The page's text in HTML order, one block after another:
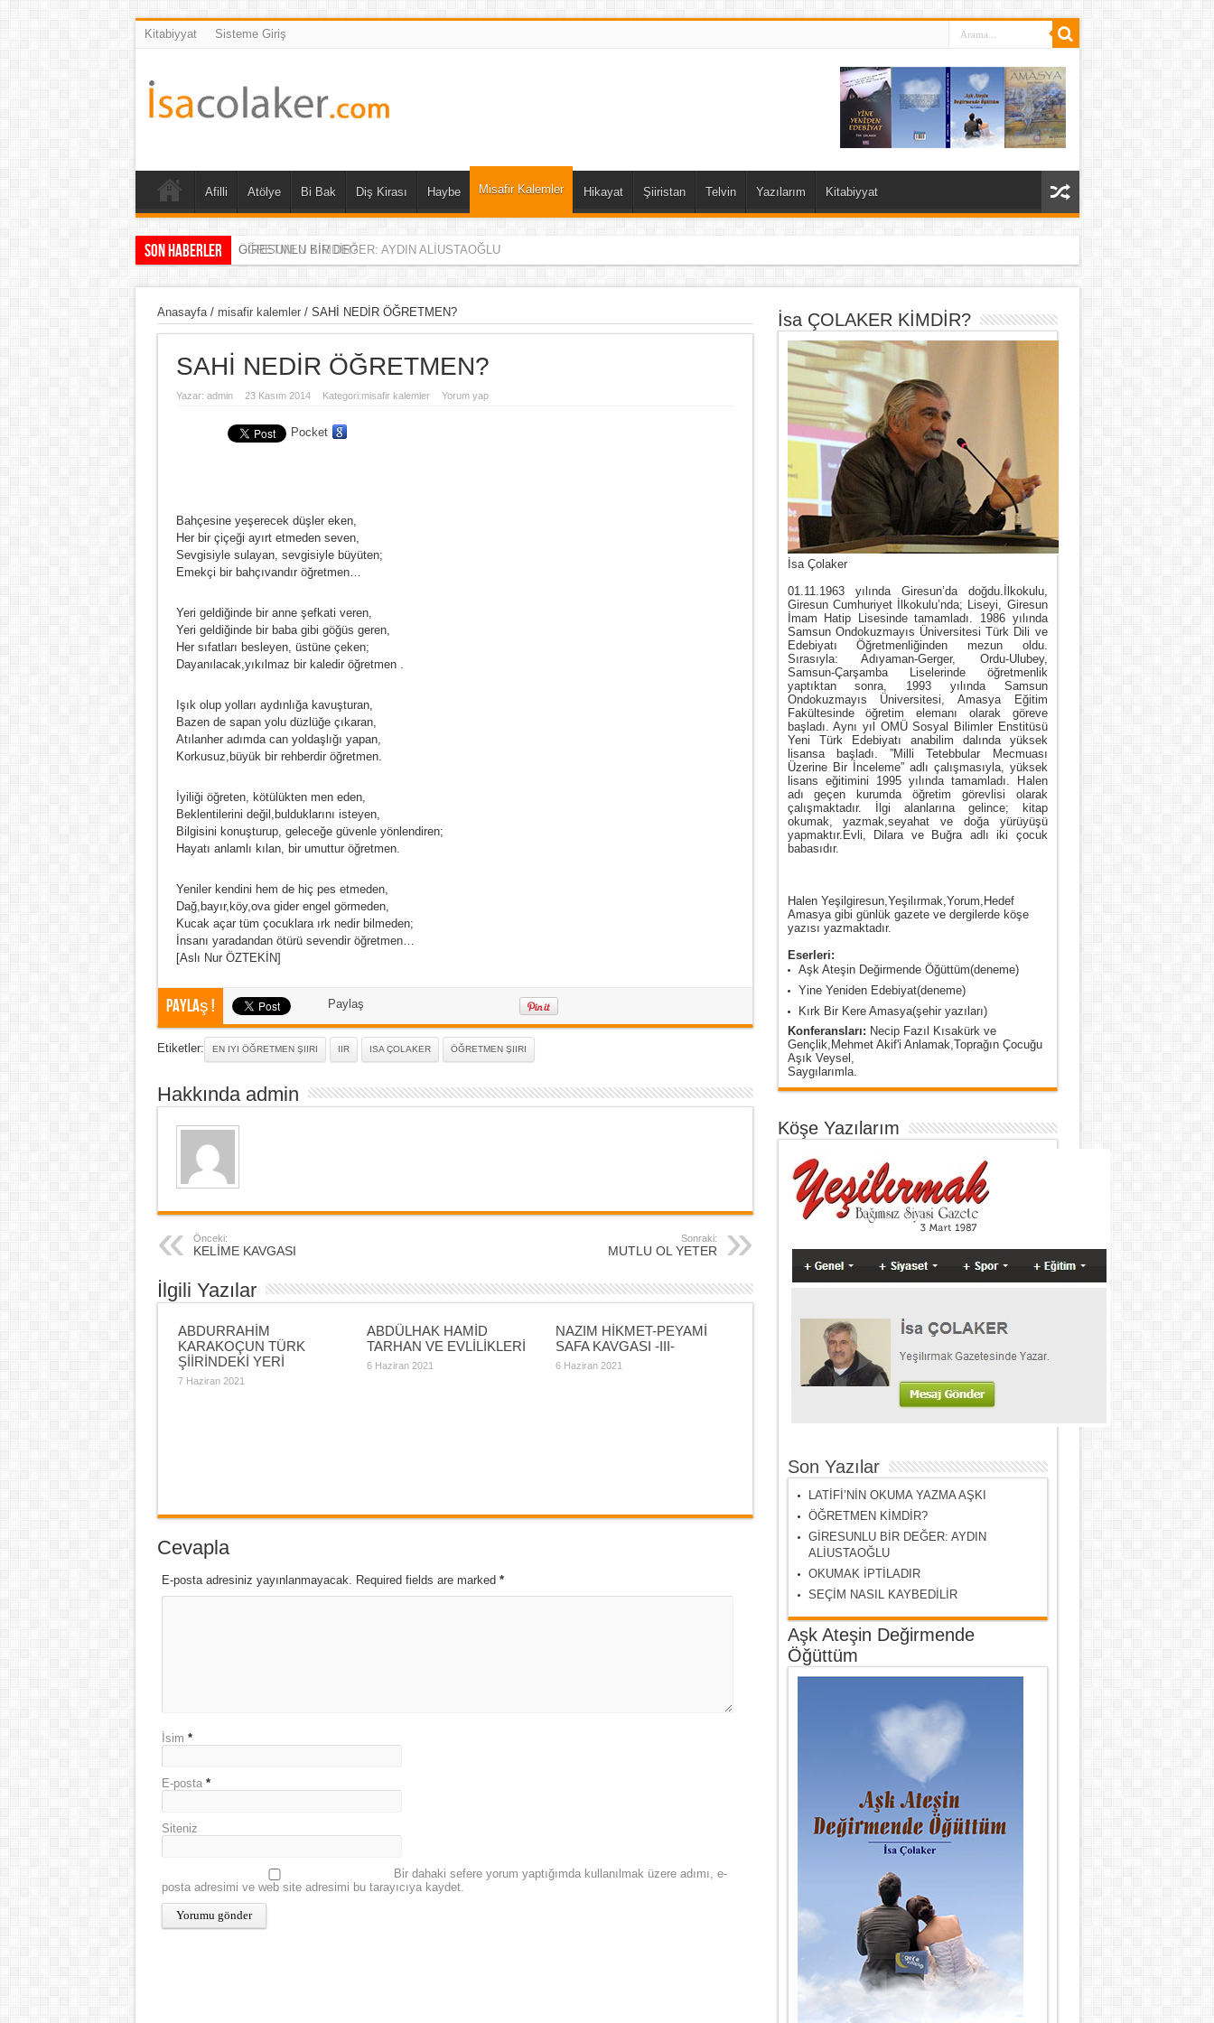
Kitabiyyat Sisteme Giriş
Afilli Atölye Bi Bak Diş Kirası Haybe Misafir Kalemler Hikayat Şiiristan Telvin Yazılarım Kitabiyyat
Son Haberler GİRESUNLU BİR DEĞER: AYDIN ALİUSTAOĞLU
Anasayfa/ misafir kalemler/ SAHİ NEDİR ÖĞRETMEN?
SAHİ NEDİR ÖĞRETMEN?
Yazar: admin 23 Kasım 2014 Kategori:misafir kalemler Yorum yap
Pocket
Bahçesine yeşerecek düşler eken,
Her bir çiçeği ayırt etmeden seven,
Sevgisiyle sulayan, sevgisiyle büyüten;
Emekçi bir bahçıvandır öğretmen…
Yeri geldiğinde bir anne şefkati veren,
Yeri geldiğinde bir baba gibi göğüs geren,
Her sıfatları besleyen, üstüne çeken;
Dayanılacak,yıkılmaz bir kaledir öğretmen .
Işık olup yolları aydınlığa kavuşturan,
Bazen de sapan yolu düzlüğe çıkaran,
Atılanher adımda can yoldaşlığı yapan,
Korkusuz,büyük bir rehberdir öğretmen.
İyiliği öğreten, kötülükten men eden,
Beklentilerini değil,bulduklarını isteyen,
Bilgisini konuşturup, geleceğe güvenle yönlendiren;
Hayatı anlamlı kılan, bir umuttur öğretmen.
Yeniler kendini hem de hiç pes etmeden,
Dağ,bayır,köy,ova gider engel görmeden,
Kucak açar tüm çocuklara ırk nedir bilmeden;
İnsanı yaradandan ötürü sevendir öğretmen…
[Aslı Nur ÖZTEKİN]
Paylaş ! Paylaş
Etiketler: EN IYI ÖĞRETMEN ŞIIRI IIR ISA ÇOLAKER ÖĞRETMEN ŞIIRI
Hakkında admin
Önceki:
KELİME KAVGASI
Sonraki:
MUTLU OL YETER
İlgili Yazılar
ABDURRAHİM
KARAKOÇUN TÜRK
ŞİİRİNDEKİ YERİ
7 Haziran 2021
ABDÜLHAK HAMİD
TARHAN VE EVLİLİKLERİ
6 Haziran 2021
NAZIM HİKMET-PEYAMİ
SAFA KAVGASI -III-
6 Haziran 2021
Cevapla
E-posta adresiniz yayınlanmayacak. Required fields are marked *
İsim *
E-posta *
Siteniz
Bir dahaki sefere yorum yaptığımda kullanılmak üzere adımı, e-
posta adresimi ve web site adresimi bu tarayıcıya kaydet.
İsa ÇOLAKER KİMDİR?
İsa Çolaker
01.11.1963 yılında Giresun’da doğdu.İlkokulu,
Giresun Cumhuriyet İlkokulu’nda; Liseyi, Giresun
İmam Hatip Lisesinde tamamladı. 1986 yılında
Samsun Ondokuzmayıs Üniversitesi Türk Dili ve
Edebiyatı Öğretmenliğinden mezun oldu.
Sırasıyla: Adıyaman-Gerger, Ordu-Ulubey,
Samsun-Çarşamba Liselerinde öğretmenlik
yaptıktan sonra, 1993 yılında Samsun
Ondokuzmayıs Üniversitesi, Amasya Eğitim
Fakültesinde öğretim elemanı olarak göreve
başladı. Aynı yıl OMÜ Sosyal Bilimler Enstitüsü
Yeni Türk Edebiyatı anabilim dalında yüksek
lisansa başladı. ”Milli Tetebbular Mecmuası
Üzerine Bir İnceleme” adlı çalışmasıyla, yüksek
lisans eğitimini 1995 yılında tamamladı. Halen
adı geçen kurumda öğretim görevlisi olarak
çalışmaktadır. İlgi alanlarına gelince; kitap
okumak, yazmak,seyahat ve doğa yürüyüşü
yapmaktır.Evli, Dilara ve Buğra adlı iki çocuk
babasıdır.
Halen Yeşilgiresun,Yeşilırmak,Yorum,Hedef
Amasya gibi günlük gazete ve dergilerde köşe
yazısı yazmaktadır.
Eserleri:
Aşk Ateşin Değirmende Öğüttüm(deneme)
Yine Yeniden Edebiyat(deneme)
Kırk Bir Kere Amasya(şehir yazıları)
Konferansları: Necip Fazıl Kısakürk ve
Gençlik,Mehmet Akif'i Anlamak,Toprağın Çocuğu
Aşık Veysel,
Saygılarımla.
Köşe Yazılarım
Son Yazılar
LATİFİ’NİN OKUMA YAZMA AŞKI
ÖĞRETMEN KİMDİR?
GİRESUNLU BİR DEĞER: AYDIN
ALİUSTAOĞLU
OKUMAK İPTİLADIR
SEÇİM NASIL KAYBEDİLİR
Aşk Ateşin Değirmende
Öğüttüm